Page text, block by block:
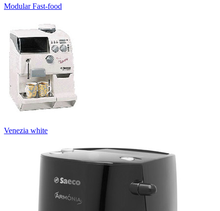
Modular Fast-food
Venezia white